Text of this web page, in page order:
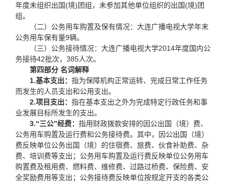
年度未组织出国(境)团组，未参加其他单位组织的出国(境)团
组。
（二）公务用车购置及保有情况：大连广播电视大学年末
公务用车保有量9辆。
（三）公务接待情况：大连广播电视大学2014年度国内公
务接待42批次，385人次。
第四部分 名词解释
1.基本支出：指为保障机构正常运转、完成日常工作任务
而发生的人员支出和公用支出。
2.项目支出：指在基本支出之外为完成特定行政任务和事
业发展目标所发生的支出。
3.“三公”经费：指用财政拨款安排的因公出国（境）费、
公务用车购置及运行费和公务接待费。其中，因公出国（境）
费反映单位公务出国（境）的住宿费、旅费、伙食补助费、杂
费、培训费等支出；公务用车购置及运行费反映单位公务用车
购置费及租用费、燃料费、维修费、过路过桥费、保险费、安
全奖励费用等支出；公务接待费反映单位按规定开支的各类公